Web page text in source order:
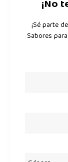
¡No
¡Sé parte
Sabores